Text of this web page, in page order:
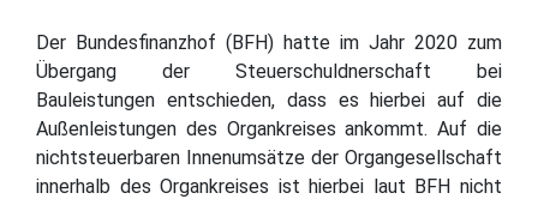
Der Bundesfinanzhof (BFH) hatte im Jahr 2020 zum
Übergang der Steuerschuldnerschaft bei
Bauleistungen entschieden, dass es hierbei auf die
Außenleistungen des Organkreises ankommt. Auf die
nichtsteuerbaren Innenumsätze der Organgesellschaft
innerhalb des Organkreises ist hierbei laut BFH nicht